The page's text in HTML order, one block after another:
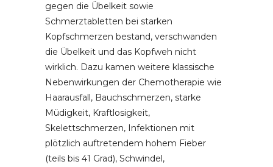
gegen die Übelkeit sowie
Schmerztabletten bei starken
Kopfschmerzen bestand, verschwanden
die Übelkeit und das Kopfweh nicht
wirklich. Dazu kamen weitere klassische
Nebenwirkungen der Chemotherapie wie
Haarausfall, Bauchschmerzen, starke
Müdigkeit, Kraftlosigkeit,
Skelettschmerzen, Infektionen mit
plötzlich auftretendem hohem Fieber
(teils bis 41 Grad), Schwindel,